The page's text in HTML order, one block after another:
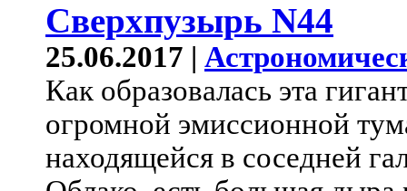
Сверхпузырь N44
25.06.2017 |
Как образовалась эта
огромной эмиссионной
находящейся в соседней